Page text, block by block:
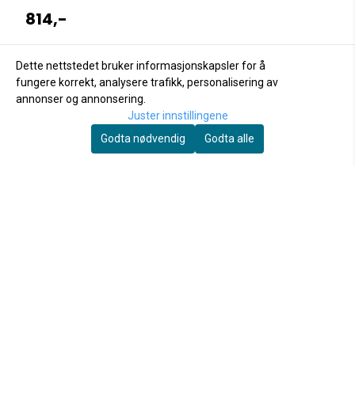
814,-
BAILEY - Canelana
Dette nettstedet bruker informasjonskapsler for å
fungere korrekt, analysere trafikk, personalisering av
annonser og annonsering.
Juster innstillingene
Godta nødvendig
Godta alle